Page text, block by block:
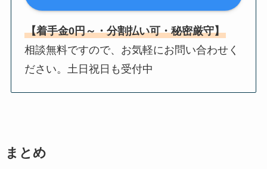
【着手金0円～・分割払い可・秘密厳守】
相談無料ですので、お気軽にお問い合わせく
ださい。土日祝日も受付中
まとめ